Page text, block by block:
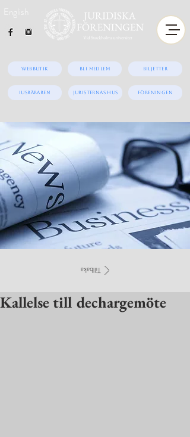
Bli medlem Biljetter
English
Webbutik
iUSBäraren Juristernas hus Föreningen
Kallelse till dechargemöte